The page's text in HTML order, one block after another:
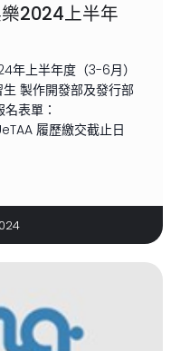
樂2024上半年
年上半年度（3-6月）
製作開發部及發行部
表單：
履歷繳交截止日